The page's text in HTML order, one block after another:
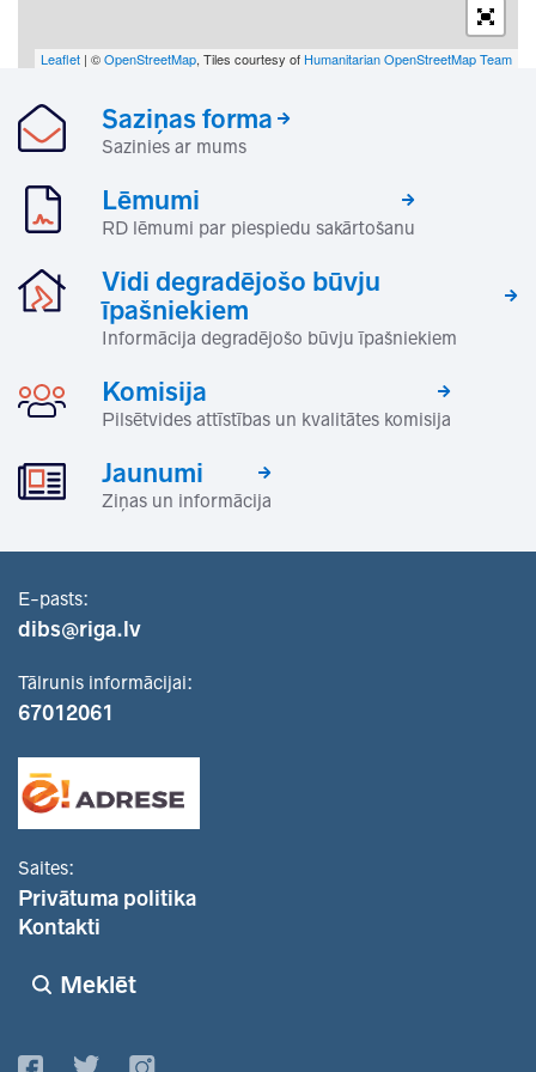
Leaflet | ©OpenStreetMap, Tiles courtesy of Humanitarian OpenStreetMap Team
Saziņas forma
Sazinies ar mums
Lēmumi
RD lēmumi par piespiedu sakārtošanu
Vidi degradējošo būvju
īpašniekiem
Informācija degradējošo būvju īpašniekiem
Komisija
Pilsētvides attīstības un kvalitātes komisija
Jaunumi
Ziņas un informācija
E-pasts:
dibs@riga.lv
Tālrunis informācijai:
67012061
Saites:
Privātuma politika
Kontakti
Meklēt